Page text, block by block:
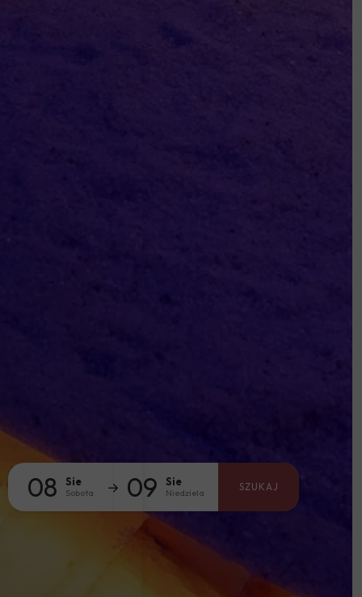
08 Sie
Sobota 09 Sie
Niedziela SZUKAJ